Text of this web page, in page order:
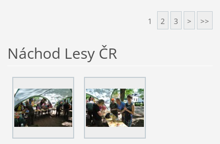
1 2 3 > >>
Náchod Lesy ČR